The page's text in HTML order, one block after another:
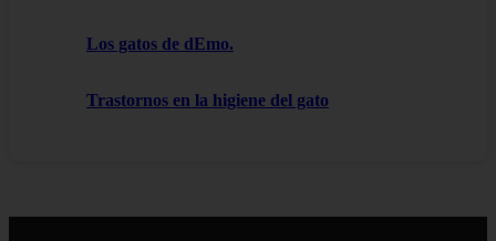
Los gatos de dEmo.
Trastornos en la higiene del gato